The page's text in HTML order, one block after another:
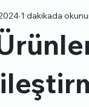
1 dakikada